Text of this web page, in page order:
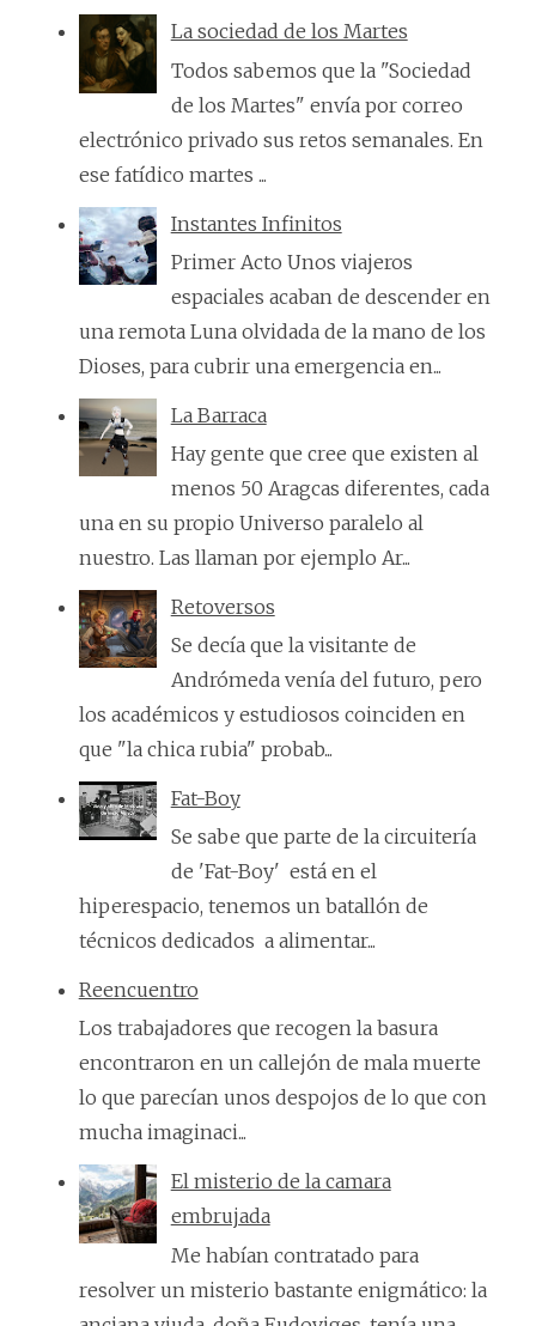
La sociedad de los Martes
Todos sabemos que la "Sociedad
de los Martes" envía por correo
electrónico privado sus retos semanales. En
ese fatídico martes ...
Instantes Infinitos
Primer Acto Unos viajeros
espaciales acaban de descender en
una remota Luna olvidada de la mano de los
Dioses, para cubrir una emergencia en...
La Barraca
Hay gente que cree que existen al
menos 50 Aragcas diferentes, cada
una en su propio Universo paralelo al
nuestro. Las llaman por ejemplo Ar...
Retoversos
Se decía que la visitante de
Andrómeda venía del futuro, pero
los académicos y estudiosos coinciden en
que "la chica rubia" probab...
Fat-Boy
Se sabe que parte de la circuitería
de 'Fat-Boy' está en el
hiperespacio, tenemos un batallón de
técnicos dedicados a alimentar...
Reencuentro
Los trabajadores que recogen la basura
encontraron en un callejón de mala muerte
lo que parecían unos despojos de lo que con
mucha imaginaci...
El misterio de la camara
embrujada
Me habían contratado para
resolver un misterio bastante enigmático: la